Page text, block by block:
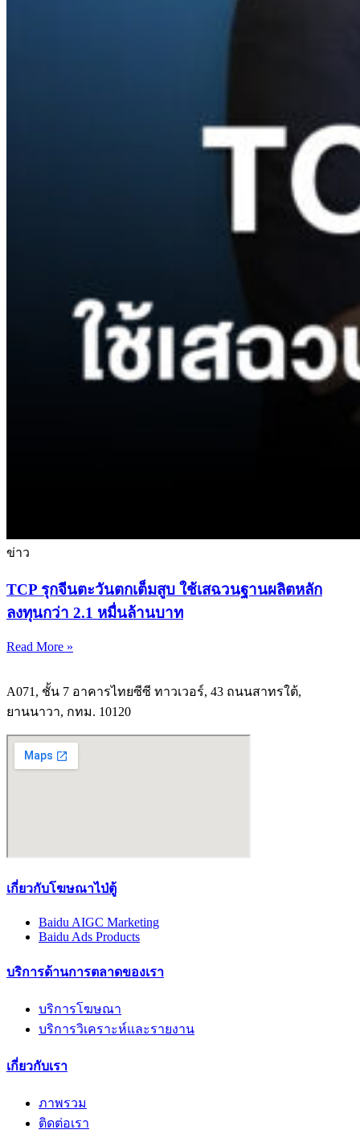
ข่าว
TCP รุกจีนตะวันตกเต็มสูบ ใช้เสฉวนฐานผลิตหลัก
ลงทุนกว่า 2.1 หมื่นล้านบาท
Read More »
A071, ชั้น 7 อาคารไทยซีซี ทาวเวอร์, 43 ถนนสาทรใต้,
ยานนาวา, กทม. 10120
เกี่ยวกับโฆษณาไป่ตู้
Baidu AIGC Marketing
Baidu Ads Products
บริการด้านการตลาดของเรา
บริการโฆษณา
บริการวิเคราะห์และรายงาน
เกี่ยวกับเรา
ภาพรวม
ติดต่อเรา